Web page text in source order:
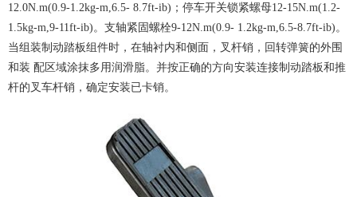
12.0N.m(0.9-1.2kg-m,6.5- 8.7ft-ib)；停车开关锁紧螺母12-15N.m(1.2-
1.5kg-m,9-11ft-ib)。支轴紧固螺栓9-12N.m(0.9- 1.2kg-m,6.5-8.7ft-ib)。
当组装制动踏板组件时，在轴衬内和侧面，叉杆销，回转弹簧的外围
和装 配区域涂抹多用润滑脂。并按正确的方向安装连接制动踏板和推
杆的叉车杆销，确定安装已卡销。